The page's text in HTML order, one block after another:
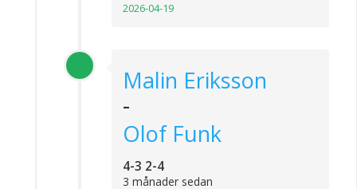
2026-04-19
Malin Eriksson
-
Olof Funk
4-3 2-4
3 månader sedan